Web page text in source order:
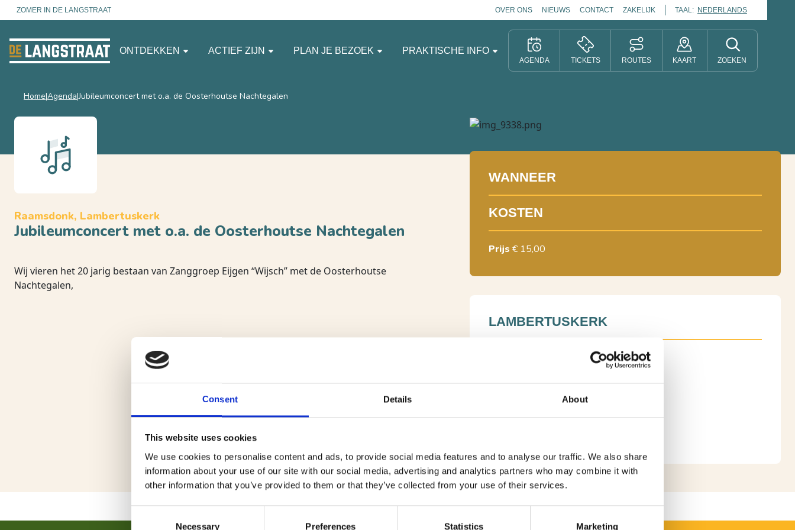
Consent Details About
This website uses cookies
We use cookies to personalise content and ads, to provide social media features and to analyse our traffic. We also share
information about your use of our site with our social media, advertising and analytics partners who may combine it with
other information that you’ve provided to them or that they’ve collected from your use of their services.
Necessary Preferences Statistics Marketing
ZOMER IN DE LANGSTRAAT OVER ONS NIEUWS CONTACT ZAKELIJK TAAL: NEDERLANDS
ONTDEKKEN ACTIEF ZIJN PLAN JE BEZOEK PRAKTISCHE INFO
AGENDA TICKETS ROUTES KAART ZOEKEN
Home Agenda Jubileumconcert met o.a. de Oosterhoutse Nachtegalen
Raamsdonk, Lambertuskerk
Jubileumconcert met o.a. de Oosterhoutse Nachtegalen
Wij vieren het 20 jarig bestaan van Zanggroep Eijgen “Wijsch” met de Oosterhoutse
Nachtegalen,
WANNEER
KOSTEN
Prijs € 15,00
LAMBERTUSKERK
Kerklaan 4, 4944. VB Raamsdonk